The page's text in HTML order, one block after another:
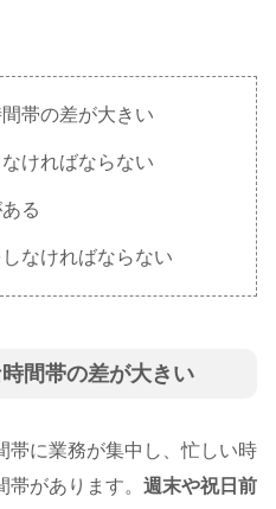
帯の差が大きい
ければならない
る
なければならない
間帯の差が大きい
帯に業務が集中し、忙しい時
があります。 週末や祝日前